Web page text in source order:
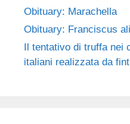
Obituary: Marachella
Obituary: Franciscus
Il tentativo di truffa nei
italiani realizzata da